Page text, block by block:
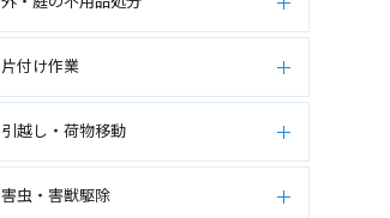
片付け作業
引越し・荷物移動
害虫・害獣駆除